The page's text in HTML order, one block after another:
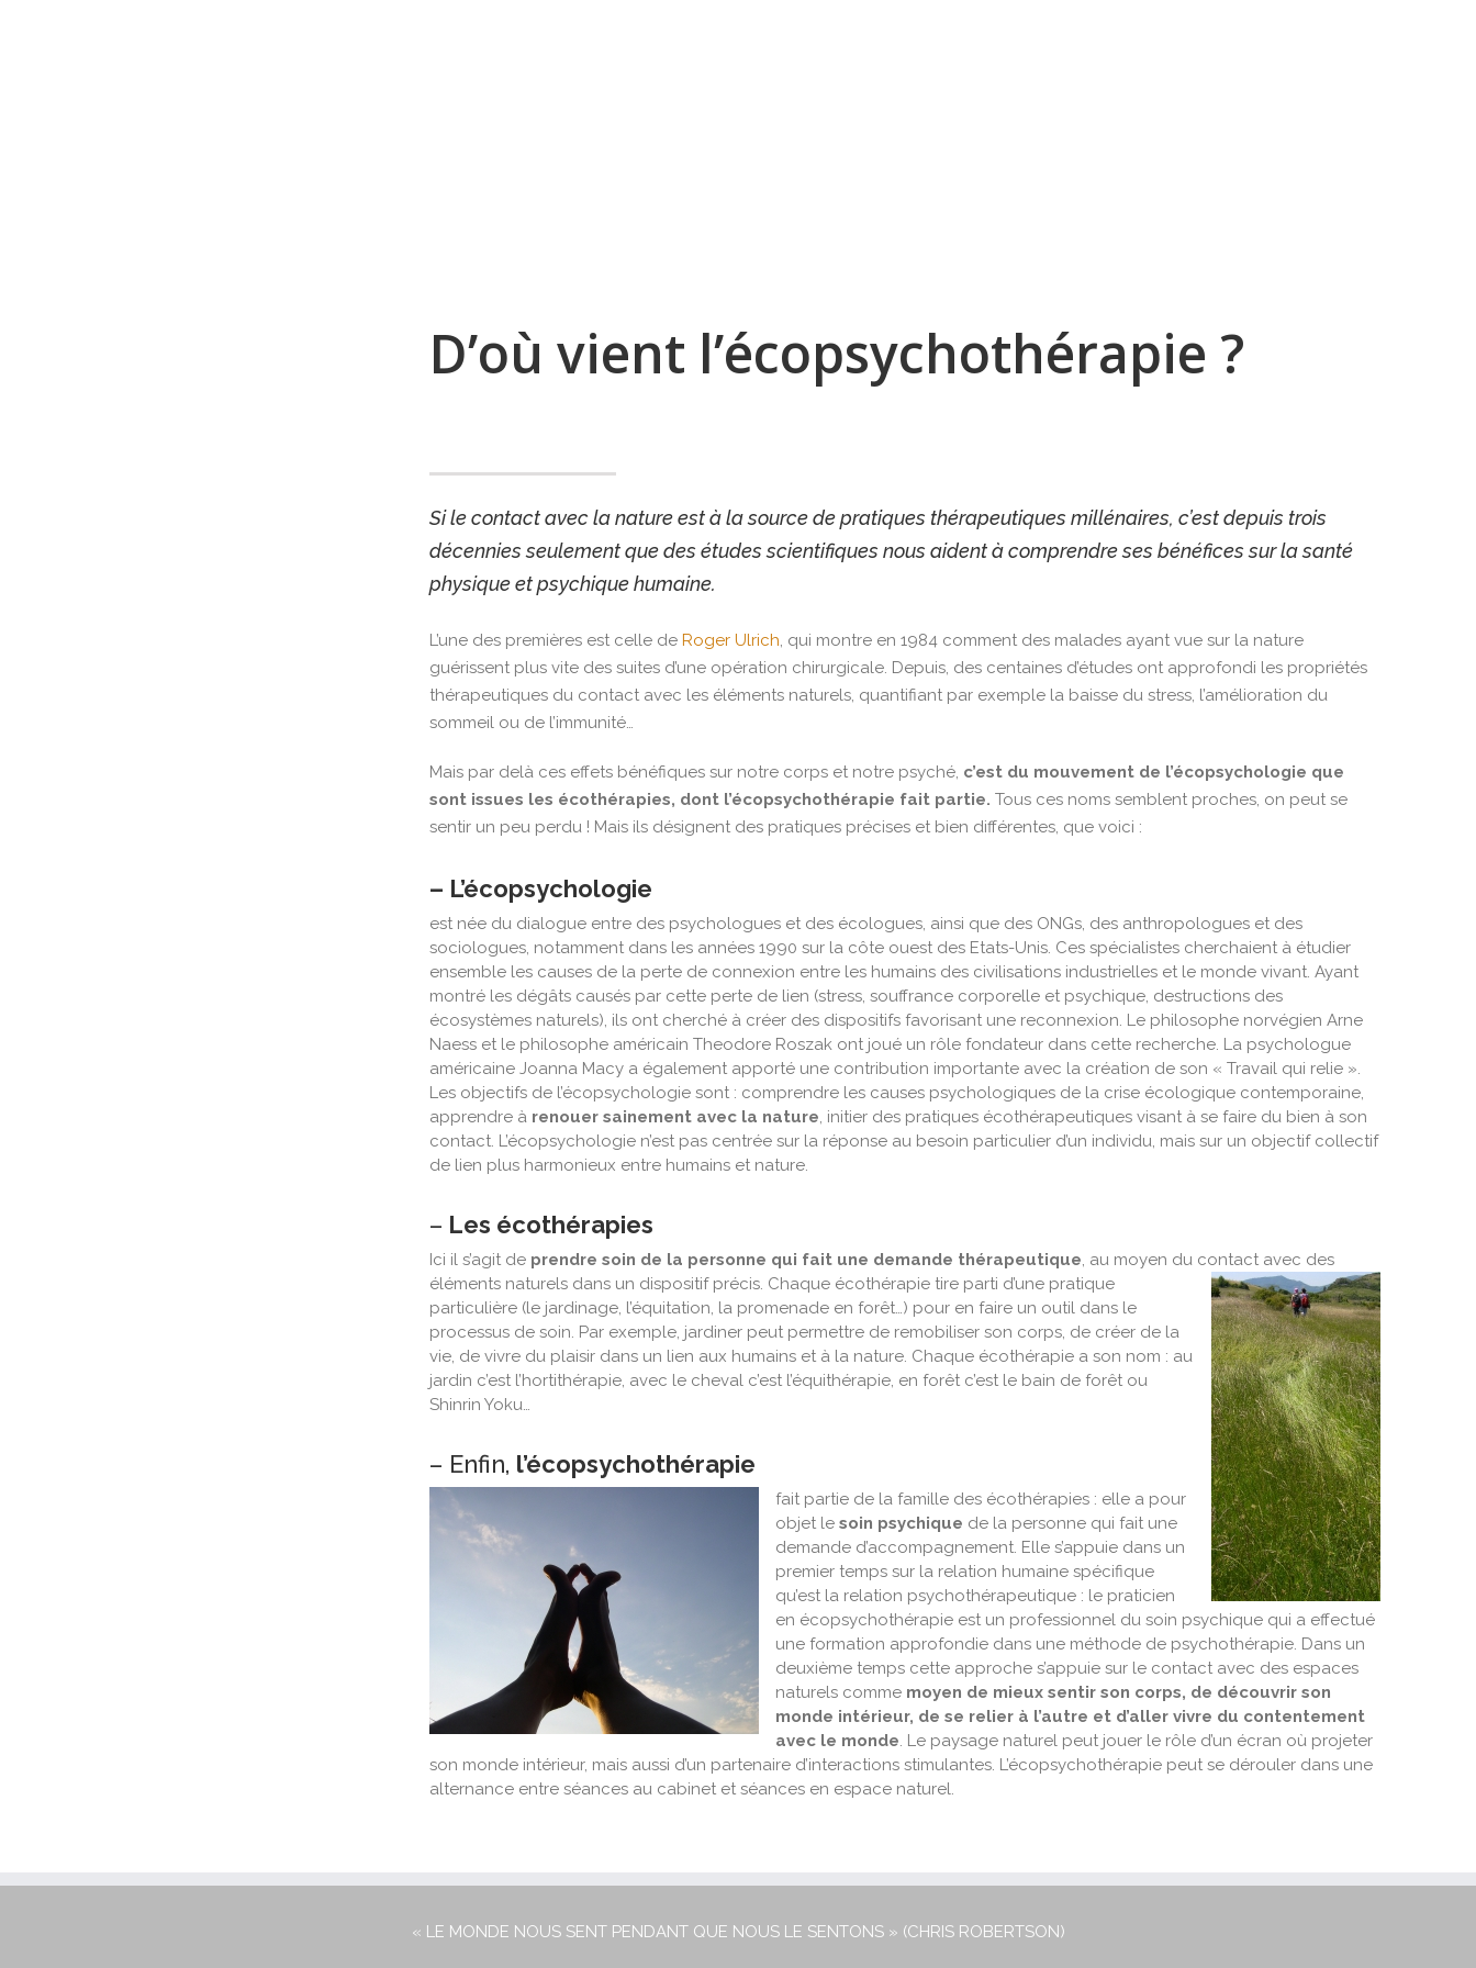
D’où vient l’écopsychothérapie ?
Si le contact avec la nature est à la source de pratiques thérapeutiques millénaires, c’est depuis trois
décennies seulement que des études scientifiques nous aident à comprendre ses bénéfices sur la santé
physique et psychique humaine.
L’une des premières est celle deRoger Ulrich, qui montre en 1984 comment des malades ayant vue sur la nature
guérissent plus vite des suites d’une opération chirurgicale. Depuis, des centaines d’études ont approfondi les propriétés
thérapeutiques du contact avec les éléments naturels, quantifiant par exemple la baisse du stress, l’amélioration du
sommeil ou de l’immunité…
Mais par delà ces effets bénéfiques sur notre corps et notre psyché, c’est du mouvement de l’écopsychologie que
sont issues les écothérapies, dont l’écopsychothérapie fait partie. Tous ces noms semblent proches, on peut se
sentir un peu perdu ! Mais ils désignent des pratiques précises et bien différentes, que voici :
– L’écopsychologie
est née du dialogue entre des psychologues et des écologues, ainsi que des ONGs, des anthropologues et des
sociologues, notamment dans les années 1990 sur la côte ouest des Etats-Unis. Ces spécialistes cherchaient à étudier
ensemble les causes de la perte de connexion entre les humains des civilisations industrielles et le monde vivant. Ayant
montré les dégâts causés par cette perte de lien (stress, souffrance corporelle et psychique, destructions des
écosystèmes naturels), ils ont cherché à créer des dispositifs favorisant une reconnexion. Le philosophe norvégien Arne
Naess et le philosophe américain Theodore Roszak ont joué un rôle fondateur dans cette recherche. La psychologue
américaine Joanna Macy a également apporté une contribution importante avec la création de son « Travail qui relie ».
Les objectifs de l’écopsychologie sont : comprendre les causes psychologiques de la crise écologique contemporaine,
apprendre à renouer sainement avec la nature, initier des pratiques écothérapeutiques visant à se faire du bien à son
contact. L’écopsychologie n’est pas centrée sur la réponse au besoin particulier d’un individu, mais sur un objectif collectif
de lien plus harmonieux entre humains et nature.
– Les écothérapies
Ici il s’agit de prendre soin de la personne qui fait une demande thérapeutique, au moyen du contact avec des
éléments naturels dans un dispositif précis. Chaque écothérapie tire parti d’une pratique
particulière (le jardinage, l’équitation, la promenade en forêt…) pour en faire un outil dans le
processus de soin. Par exemple, jardiner peut permettre de remobiliser son corps, de créer de la
vie, de vivre du plaisir dans un lien aux humains et à la nature. Chaque écothérapie a son nom : au
jardin c’est l’hortithérapie, avec le cheval c’est l’équithérapie, en forêt c’est le bain de forêt ou
Shinrin Yoku…
– Enfin, l’écopsychothérapie
fait partie de la famille des écothérapies : elle a pour
objet lesoin psychique de la personne qui fait une
demande d’accompagnement. Elle s’appuie dans un
premier temps sur la relation humaine spécifique
qu’est la relation psychothérapeutique : le praticien
en écopsychothérapie est un professionnel du soin psychique qui a effectué
une formation approfondie dans une méthode de psychothérapie. Dans un
deuxième temps cette approche s’appuie sur le contact avec des espaces
naturels comme moyen de mieux sentir son corps, de découvrir son
monde intérieur, de se relier à l’autre et d’aller vivre du contentement
avec le monde. Le paysage naturel peut jouer le rôle d’un écran où projeter
son monde intérieur, mais aussi d’un partenaire d’interactions stimulantes. L’écopsychothérapie peut se dérouler dans une
alternance entre séances au cabinet et séances en espace naturel.
« LE MONDE NOUS SENT PENDANT QUE NOUS LE SENTONS » (CHRIS ROBERTSON)